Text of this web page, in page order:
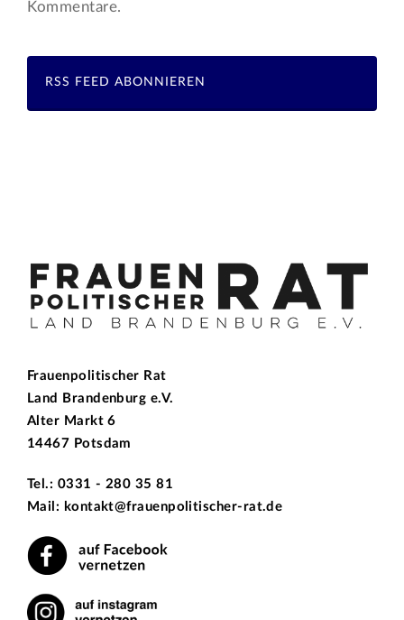
Kommentare.
RSS FEED ABONNIEREN
Frauenpolitischer Rat
Land Brandenburg e.V.
Alter Markt 6
14467 Potsdam
Tel.: 0331 - 280 35 81
Mail: kontakt@frauenpolitischer-rat.de